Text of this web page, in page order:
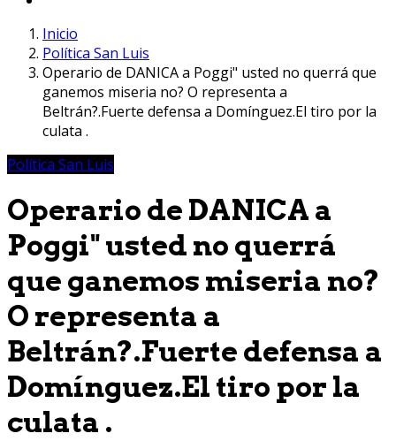
Inicio
Política San Luis
Operario de DANICA a Poggi" usted no querrá que
ganemos miseria no? O representa a
Beltrán?.Fuerte defensa a Domínguez.El tiro por la
culata .
Política San Luis
Operario de DANICA a
Poggi" usted no querrá
que ganemos miseria no?
O representa a
Beltrán?.Fuerte defensa a
Domínguez.El tiro por la
culata .